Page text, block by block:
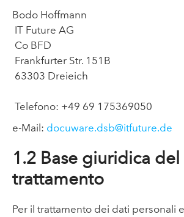
Bodo Hoffmann
IT Future AG
Co BFD
Frankfurter Str. 151B
63303 Dreieich
Telefono: +49 69 175369050
e-Mail: docuware.dsb@itfuture.de
1.2 Base giuridica del
trattamento
Per il trattamento dei dati personali